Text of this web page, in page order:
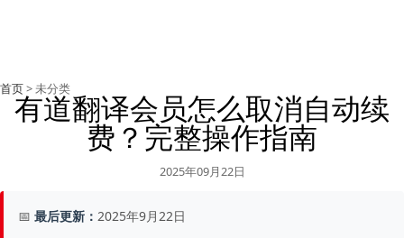
首页> 未分类
有道翻译会员怎么取消自动续
费？完整操作指南
2025年09月22日
📅 最后更新： 2025年9月22日